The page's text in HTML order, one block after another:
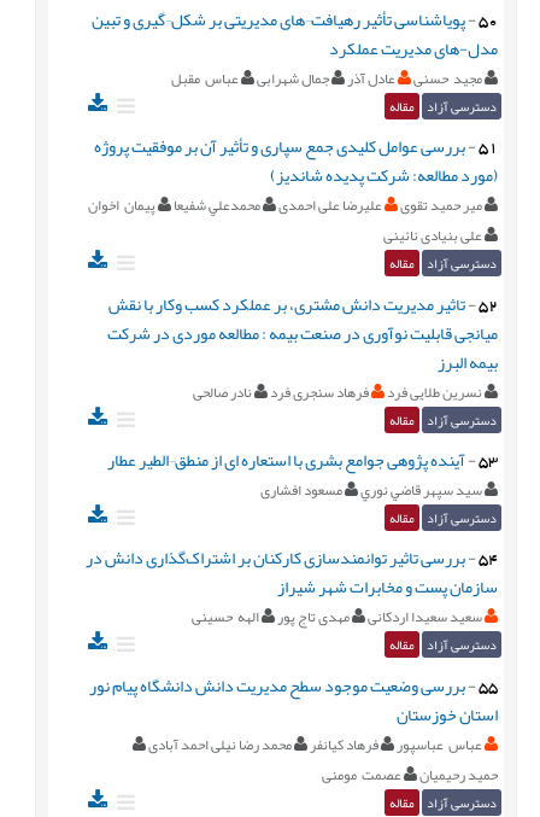
50
-پویاشناسی تأثیر رهیافت¬های مدیریتی بر شکل¬گیری و تبین
مدل-های مدیریت عملکرد
مجید حسنی عادل آذر جمال شهرابی عباس مقبل
دسترسی آزاد مقاله
51
-بررسی عوامل کلیدی جمع سپاری و تأثیر آن بر موفقیت پروژه
(مورد مطالعه: شرکت پدیده شاندیز)
میر حمید تقوی علیرضا علی احمدی محمدعلي شفيعا
پیمان اخوان
علی بنیادی نائینی
دسترسی آزاد مقاله
52
-تاثیر مدیریت دانش مشتری، بر عملکرد کسب وکار با نقش
میانجی قابلیت نوآوری در صنعت بیمه : مطالعه موردی در شرکت
بیمه البرز
نسرین طلایی فرد فرهاد سنجری فرد نادر صالحی
دسترسی آزاد مقاله
53
-آینده پژوهی جوامع بشری با استعاره ای از منطق¬الطیر عطار
سيد سپهر قاضي نوري مسعود افشاری
دسترسی آزاد مقاله
54
-بررسی تاثیر توانمندسازی کارکنان بر اشتراک‌گذاری دانش در
سازمان پست و مخابرات شهر شیراز
سعید سعیدا اردکانی مهدی تاج پور الهه حسینی
دسترسی آزاد مقاله
55
-بررسی وضعیت موجود سطح مدیریت دانش دانشگاه پیام نور
استان خوزستان
عباس عباسپور فرهاد کیانفر
محمد رضا نیلی احمد آبادی
حمید رحیمیان
عصمت مومنی
دسترسی آزاد مقاله